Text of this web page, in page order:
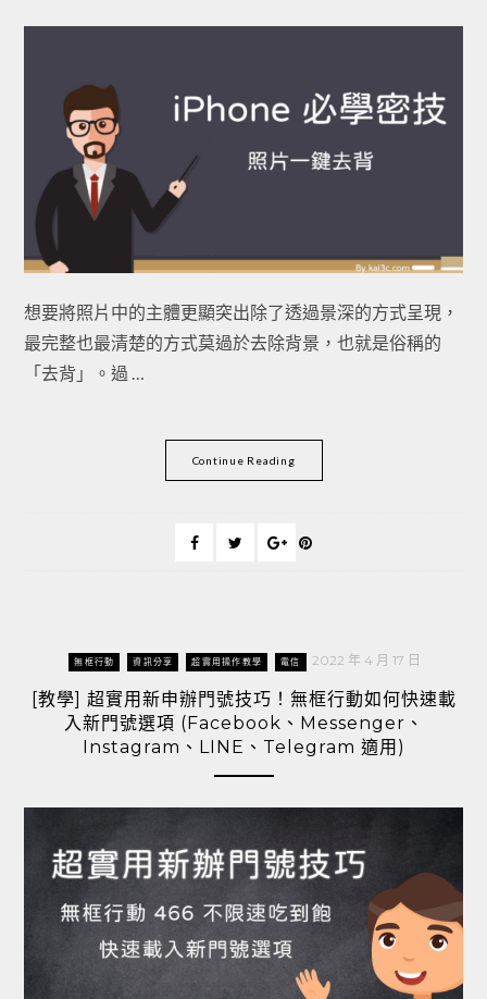
想要將照片中的主體更顯突出除了透過景深的方式呈現，
最完整也最清楚的方式莫過於去除背景，也就是俗稱的
「去背」。過 …
Continue Reading
無框行動 資訊分享 超實用操作教學 電信 2022 年 4 月 17 日
[教學] 超實用新申辦門號技巧！無框行動如何快速載
入新門號選項 (Facebook、Messenger、
Instagram、LINE、Telegram 適用)